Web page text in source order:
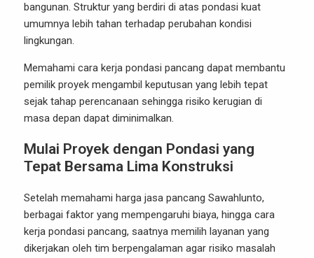
bangunan. Struktur yang berdiri di atas pondasi kuat
umumnya lebih tahan terhadap perubahan kondisi
lingkungan.
Memahami cara kerja pondasi pancang dapat membantu
pemilik proyek mengambil keputusan yang lebih tepat
sejak tahap perencanaan sehingga risiko kerugian di
masa depan dapat diminimalkan.
Mulai Proyek dengan Pondasi yang
Tepat Bersama Lima Konstruksi
Setelah memahami harga jasa pancang Sawahlunto,
berbagai faktor yang mempengaruhi biaya, hingga cara
kerja pondasi pancang, saatnya memilih layanan yang
dikerjakan oleh tim berpengalaman agar risiko masalah